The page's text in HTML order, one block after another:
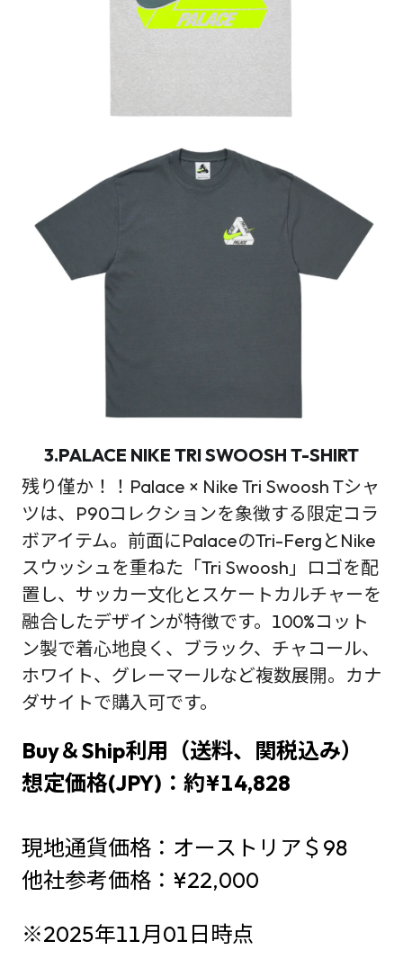
3.PALACE NIKE TRI SWOOSH T-SHIRT
残り僅か！！Palace × Nike Tri Swoosh Tシャ
ツは、P90コレクションを象徴する限定コラ
ボアイテム。前面にPalaceのTri-FergとNike
スウッシュを重ねた「Tri Swoosh」ロゴを配
置し、サッカー文化とスケートカルチャーを
融合したデザインが特徴です。100%コット
ン製で着心地良く、ブラック、チャコール、
ホワイト、グレーマールなど複数展開。カナ
ダサイトで購入可です。
Buy＆Ship利用（送料、関税込み）
想定価格(JPY)：約¥14,828
現地通貨価格：オーストリア＄98
他社参考価格：¥22,000
※2025年11月01日時点